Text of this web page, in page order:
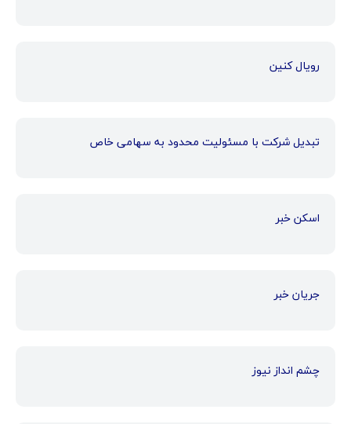
رویال کنین
تبدیل شرکت با مسئولیت محدود به سهامی خاص
اسکن خبر
جریان خبر
چشم انداز نیوز